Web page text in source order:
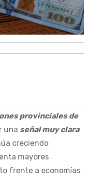
provinciales de
una señal muy clara
creciendo
mayores
frente a economías